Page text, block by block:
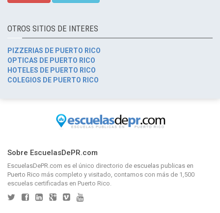
OTROS SITIOS DE INTERES
PIZZERIAS DE PUERTO RICO
OPTICAS DE PUERTO RICO
HOTELES DE PUERTO RICO
COLEGIOS DE PUERTO RICO
Sobre EscuelasDePR.com
EscuelasDePR.com es el único directorio de escuelas publicas en
Puerto Rico más completo y visitado, contamos con más de 1,500
escuelas certificadas en Puerto Rico.